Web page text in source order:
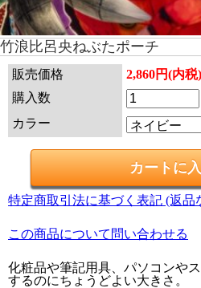
竹浪比呂央ねぶたポーチ
販売価格
2,860円(内税)
購入数
カラー
特定商取引法に基づく表記 (返品
この商品について問い合わせる
化粧品や筆記用具、パソコンや
するのにちょうどよい大きさ。